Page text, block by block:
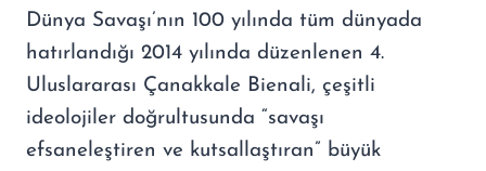
Dünya Savaşı’nın 100 yılında tüm dünyada
hatırlandığı 2014 yılında düzenlenen 4.
Uluslararası Çanakkale Bienali, çeşitli
ideolojiler doğrultusunda “savaşı
efsaneleştiren ve kutsallaştıran” büyük